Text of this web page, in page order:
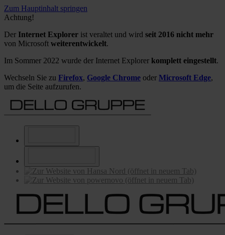
Zum Hauptinhalt springen
Achtung!
Der Internet Explorer ist veraltet und wird seit 2016 nicht mehr
von Microsoft weiterentwickelt.
Im Sommer 2022 wurde der Internet Explorer komplett eingestellt.
Wechseln Sie zu Firefox, Google Chrome oder Microsoft Edge,
um die Seite aufzurufen.